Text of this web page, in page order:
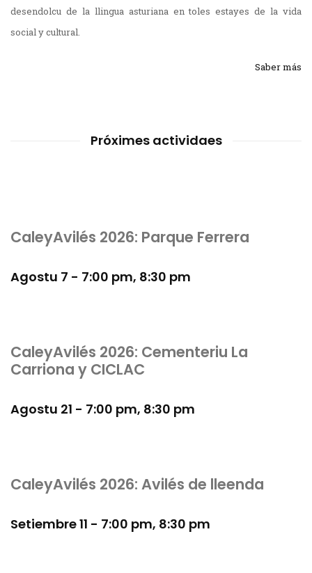
desendolcu de la llingua asturiana en toles estayes de la vida
social y cultural.
Saber más
Próximes actividaes
CaleyAvilés 2026: Parque Ferrera
Agostu 7 - 7:00 pm, 8:30 pm
CaleyAvilés 2026: Cementeriu La
Carriona y CICLAC
Agostu 21 - 7:00 pm, 8:30 pm
CaleyAvilés 2026: Avilés de lleenda
Setiembre 11 - 7:00 pm, 8:30 pm